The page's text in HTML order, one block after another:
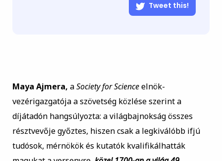
Tweet this!
Maya Ajmera, aSociety for Scienceelnök-
vezérigazgatója a szövetség közlése szerint a
díjátadón hangsúlyozta: a világbajnokság összes
résztvevője győztes, hiszen csak a legkiválóbb ifjú
tudósok, mérnökök és kutatók kvalifikálhatták